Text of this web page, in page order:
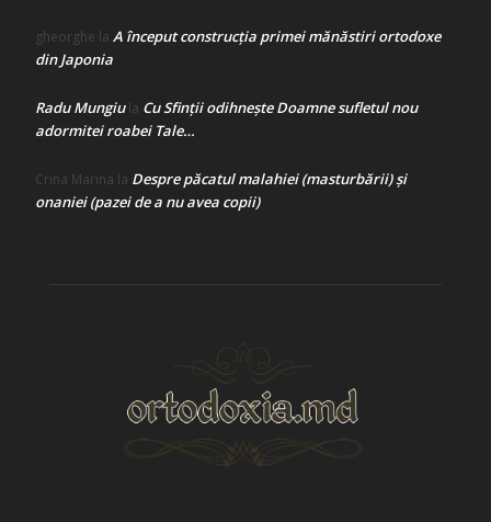
gheorghe la A început construcţia primei mănăstiri ortodoxe
din Japonia
Radu Mungiula Cu Sfinții odihnește Doamne sufletul nou
adormitei roabei Tale…
Crina Marina la Despre păcatul malahiei (masturbării) şi
onaniei (pazei de a nu avea copii)